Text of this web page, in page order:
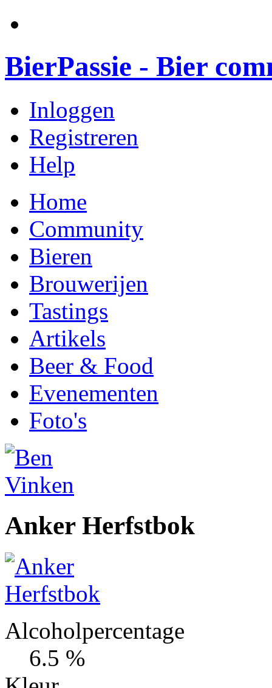
BierPassie - Bier
Inloggen
Registreren
Help
Home
Community
Bieren
Brouwerijen
Tastings
Artikels
Beer & Food
Evenementen
Foto's
Anker Herfstbok
Alcoholpercentage
6.5 %